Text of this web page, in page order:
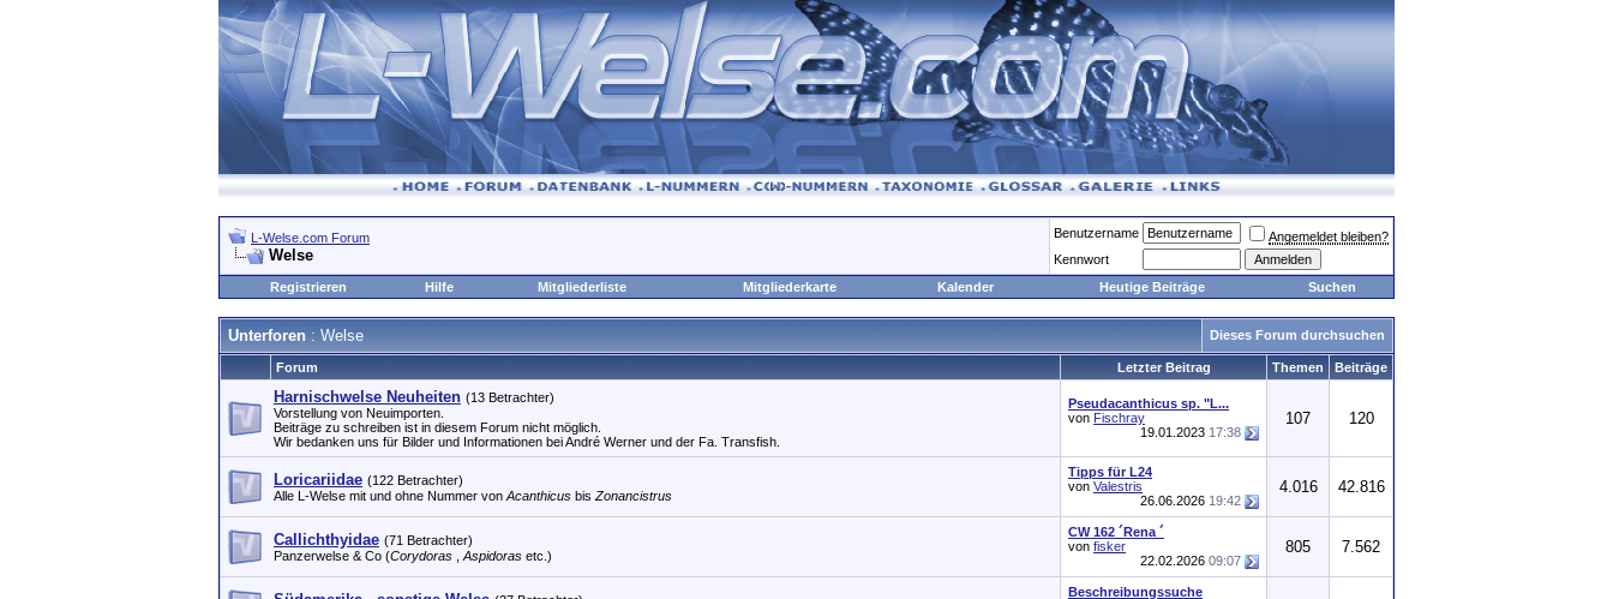
L-Welse.com Forum
Welse
Benutzername
Angemeldet bleiben?
Kennwort
Registrieren
Hilfe Mitgliederliste Mitgliederkarte Kalender Heutige Beiträge Suchen
Unterforen : Welse Dieses Forum durchsuchen
Forum Letzter Beitrag Themen Beiträge
Harnischwelse Neuheiten (13 Betrachter)
Vorstellung von Neuimporten.
Beiträge zu schreiben ist in diesem Forum nicht möglich.
Wir bedanken uns für Bilder und Informationen bei André Werner und der Fa. Transfish.
Pseudacanthicus sp. "L...
von Fischray
19.01.2023 17:38
107 120
Loricariidae (122 Betrachter)
Alle L-Welse mit und ohne Nummer von Acanthicus bis Zonancistrus
Tipps für L24
von Valestris
26.06.2026 19:42
4.016 42.816
Callichthyidae (71 Betrachter)
Panzerwelse & Co (Corydoras Aspidoras etc.)
CW 162 ´Rena ´
von fisker
22.02.2026 09:07
805 7.562
Beschreibungssuche